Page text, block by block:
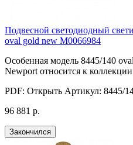
Подвесной светодиодный
oval gold new М0066984
Особенная модель 8445/140
Newport относится к
PDF: Открыть Артикул: 8445/
96 881 р.
Закончился